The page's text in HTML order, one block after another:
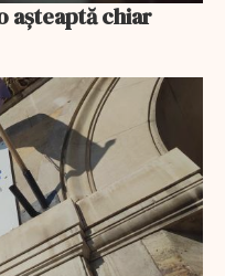
așteaptă chiar